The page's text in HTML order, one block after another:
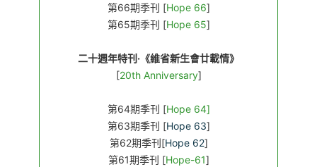
第66期季刊 [Hope 66]
第65期季刊 [Hope 65]
二十週年特刊·《維省新生會廿載情》
[20th Anniversary]
第64期季刊 [Hope 64]
第63期季刊 [Hope 63]
第62期季刊[Hope 62]
第61期季刊 [Hope-61]